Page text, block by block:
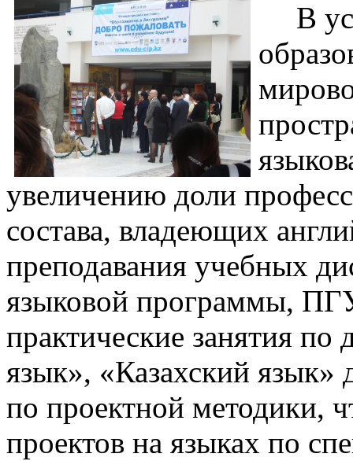
В
увеличению доли
состава, владеющих
преподавания учебных
языковой программы,
практические занятия
язык», «Казахский язык»
по проектной методики,
проектов на языках по